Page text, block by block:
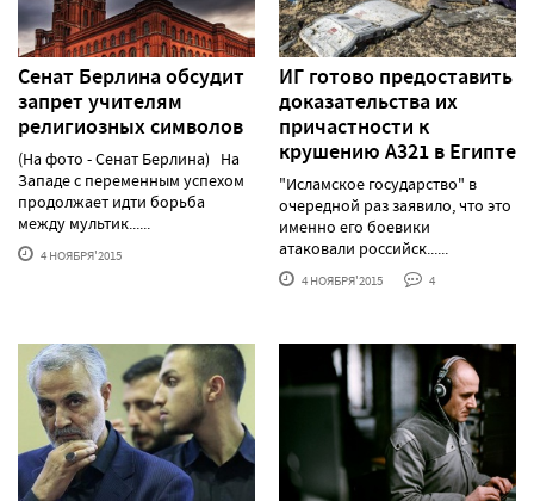
Сенат Берлина обсудит
запрет учителям
религиозных символов
(На фото - Сенат Берлина) На
Западе с переменным успехом
продолжает идти борьба
между мультик......
4 НОЯБРЯ'2015
ИГ готово предоставить
доказательства их
причастности к
крушению А321 в Египте
"Исламское государство" в
очередной раз заявило, что это
именно его боевики
атаковали российск......
4 НОЯБРЯ'2015 4